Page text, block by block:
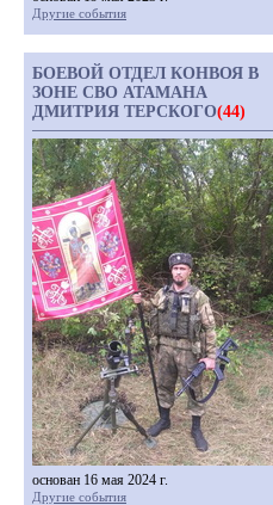
Другие события
БОЕВОЙ ОТДЕЛ КОНВОЯ В
ЗОНЕ СВО АТАМАНА
ДМИТРИЯ ТЕРСКОГО(44)
основан 16 мая 2024 г.
Другие события